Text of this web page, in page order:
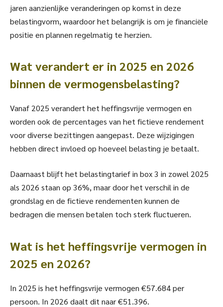
jaren aanzienlijke veranderingen op komst in deze
belastingvorm, waardoor het belangrijk is om je financiële
positie en plannen regelmatig te herzien.
Wat verandert er in 2025 en 2026
binnen de vermogensbelasting?
Vanaf 2025 verandert het heffingsvrije vermogen en
worden ook de percentages van het fictieve rendement
voor diverse bezittingen aangepast. Deze wijzigingen
hebben direct invloed op hoeveel belasting je betaalt.
Daarnaast blijft het belastingtarief in box 3 in zowel 2025
als 2026 staan op 36%, maar door het verschil in de
grondslag en de fictieve rendementen kunnen de
bedragen die mensen betalen toch sterk fluctueren.
Wat is het heffingsvrije vermogen in
2025 en 2026?
In 2025 is het heffingsvrije vermogen €57.684 per
persoon. In 2026 daalt dit naar €51.396.